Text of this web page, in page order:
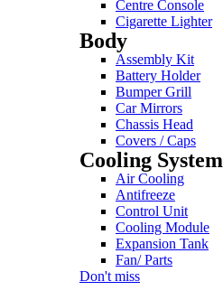
Centre Console
Cigarette Lighter
Body
Assembly Kit
Battery Holder
Bumper Grill
Car Mirrors
Chassis Head
Covers / Caps
Cooling System
Air Cooling
Antifreeze
Control Unit
Cooling Module
Expansion Tank
Fan/ Parts
Don't miss